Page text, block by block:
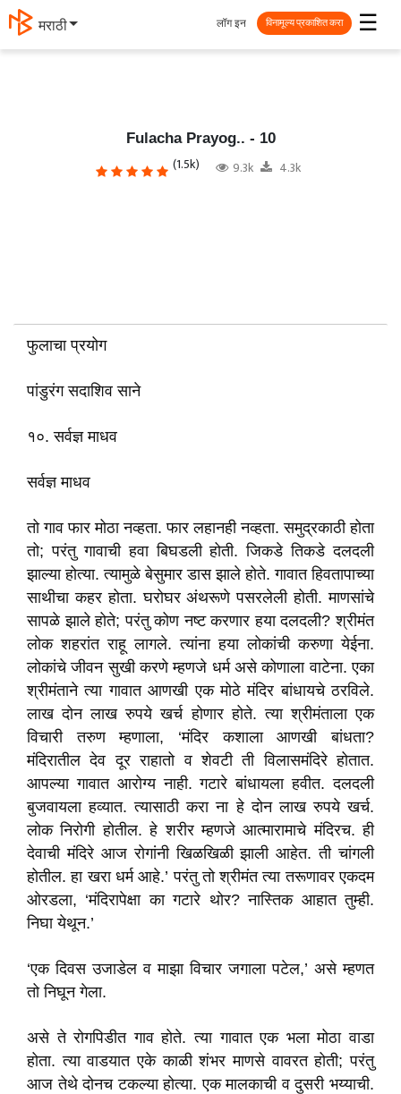
मराठी ☰
लॉग इन विनामूल्य प्रकाशित करा
Fulacha Prayog.. - 10
(1.5k) 9.3k 4.3k
फुलाचा प्रयोग
पांडुरंग सदाशिव साने
१०. सर्वज्ञ माधव
सर्वज्ञ माधव
तो गाव फार मोठा नव्हता. फार लहानही नव्हता. समुद्रकाठी होता
तो; परंतु गावाची हवा बिघडली होती. जिकडे तिकडे दलदली
झाल्या होत्या. त्यामुळे बेसुमार डास झाले होते. गावात हिवतापाच्या
साथीचा कहर होता. घरोघर अंथरूणे पसरलेली होती. माणसांचे
सापळे झाले होते; परंतु कोण नष्ट करणार हया दलदली? श्रीमंत
लोक शहरांत राहू लागले. त्यांना हया लोकांची करुणा येईना.
लोकांचे जीवन सुखी करणे म्हणजे धर्म असे कोणाला वाटेना. एका
श्रीमंताने त्या गावात आणखी एक मोठे मंदिर बांधायचे ठरविले.
लाख दोन लाख रुपये खर्च होणार होते. त्या श्रीमंताला एक
विचारी तरुण म्हणाला, ‘मंदिर कशाला आणखी बांधता?
मंदिरातील देव दूर राहातो व शेवटी ती विलासमंदिरे होतात.
आपल्या गावात आरोग्य नाही. गटारे बांधायला हवीत. दलदली
बुजवायला हव्यात. त्यासाठी करा ना हे दोन लाख रुपये खर्च.
लोक निरोगी होतील. हे शरीर म्हणजे आत्मारामाचे मंदिरच. ही
देवाची मंदिरे आज रोगांनी खिळखिळी झाली आहेत. ती चांगली
होतील. हा खरा धर्म आहे.’ परंतु तो श्रीमंत त्या तरूणावर एकदम
ओरडला, ‘मंदिरापेक्षा का गटारे थोर? नास्तिक आहात तुम्ही.
निघा येथून.’
‘एक दिवस उजाडेल व माझा विचार जगाला पटेल,’ असे म्हणत
तो निघून गेला.
असे ते रोगपिडीत गाव होते. त्या गावात एक भला मोठा वाडा
होता. त्या वाडयात एके काळी शंभर माणसे वावरत होती; परंतु
आज तेथे दोनच टकल्या होत्या. एक मालकाची व दुसरी भय्याची.